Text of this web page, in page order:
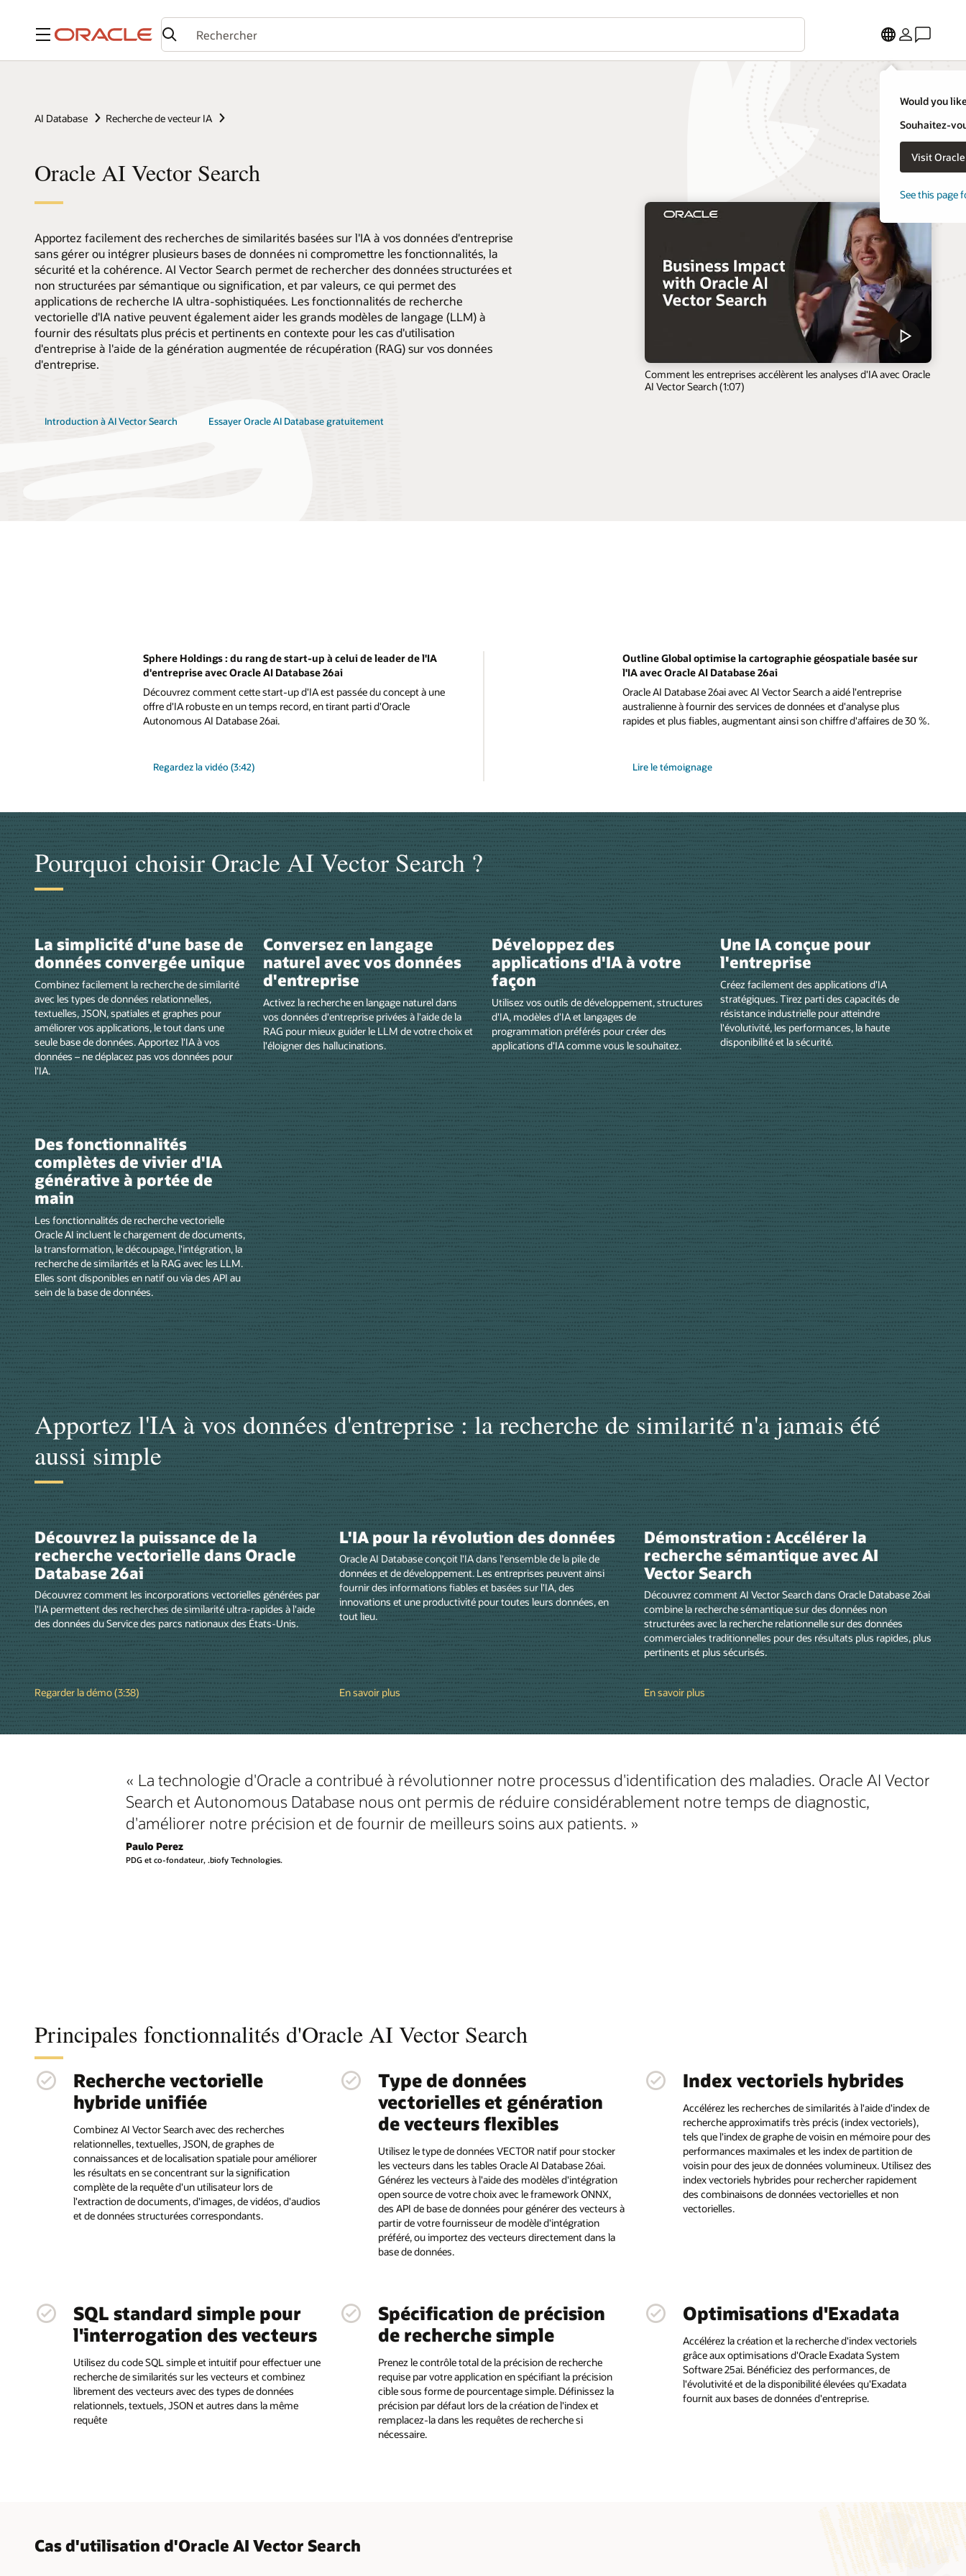
Menu
Would you
Souhaitez-
Visit
See this page
AI Database Recherche de vecteur IA
Oracle AI Vector Search
Apportez facilement des recherches de similarités basées sur l'IA à vos données d'entreprise
sans gérer ou intégrer plusieurs bases de données ni compromettre les fonctionnalités, la
sécurité et la cohérence. AI Vector Search permet de rechercher des données structurées et
non structurées par sémantique ou signification, et par valeurs, ce qui permet des
applications de recherche IA ultra-sophistiquées. Les fonctionnalités de recherche
vectorielle d'IA native peuvent également aider les grands modèles de langage (LLM) à
fournir des résultats plus précis et pertinents en contexte pour les cas d'utilisation
d'entreprise à l'aide de la génération augmentée de récupération (RAG) sur vos données
d'entreprise.
Introduction à AI Vector Search Essayer Oracle AI Database gratuitement
Comment les entreprises accélèrent les analyses d'IA avec Oracle
AI Vector Search (1:07)
Sphere Holdings : du rang de start-up à celui de leader de l'IA
d'entreprise avec Oracle AI Database 26ai
Découvrez comment cette start-up d'IA est passée du concept à une
offre d'IA robuste en un temps record, en tirant parti d'Oracle
Autonomous AI Database 26ai.
Regardez la vidéo (3:42)
Outline Global optimise la cartographie géospatiale basée sur
l'IA avec Oracle AI Database 26ai
Oracle AI Database 26ai avec AI Vector Search a aidé l'entreprise
australienne à fournir des services de données et d'analyse plus
rapides et plus fiables, augmentant ainsi son chiffre d'affaires de 30 %.
Lire le témoignage
Pourquoi choisir Oracle AI Vector Search ?
La simplicité d'une base de
données convergée unique
Combinez facilement la recherche de similarité
avec les types de données relationnelles,
textuelles, JSON, spatiales et graphes pour
améliorer vos applications, le tout dans une
seule base de données. Apportez l'IA à vos
données – ne déplacez pas vos données pour
l'IA.
Conversez en langage
naturel avec vos données
d'entreprise
Activez la recherche en langage naturel dans
vos données d'entreprise privées à l'aide de la
RAG pour mieux guider le LLM de votre choix et
l'éloigner des hallucinations.
Développez des
applications d'IA à votre
façon
Utilisez vos outils de développement, structures
d'IA, modèles d'IA et langages de
programmation préférés pour créer des
applications d'IA comme vous le souhaitez.
Une IA conçue pour
l'entreprise
Créez facilement des applications d'IA
stratégiques. Tirez parti des capacités de
résistance industrielle pour atteindre
l'évolutivité, les performances, la haute
disponibilité et la sécurité.
Des fonctionnalités
complètes de vivier d'IA
générative à portée de
main
Les fonctionnalités de recherche vectorielle
Oracle AI incluent le chargement de documents,
la transformation, le découpage, l'intégration, la
recherche de similarités et la RAG avec les LLM.
Elles sont disponibles en natif ou via des API au
sein de la base de données.
Apportez l'IA à vos données d'entreprise : la recherche de similarité n'a jamais été
aussi simple
Découvrez la puissance de la
recherche vectorielle dans Oracle
Database 26ai
Découvrez comment les incorporations vectorielles générées par
l'IA permettent des recherches de similarité ultra-rapides à l'aide
des données du Service des parcs nationaux des États-Unis.
Regarder la démo (3:38)
L'IA pour la révolution des données
Oracle AI Database conçoit l'IA dans l'ensemble de la pile de
données et de développement. Les entreprises peuvent ainsi
fournir des informations fiables et basées sur l'IA, des
innovations et une productivité pour toutes leurs données, en
tout lieu.
En savoir plus
Démonstration : Accélérer la
recherche sémantique avec AI
Vector Search
Découvrez comment AI Vector Search dans Oracle Database 26ai
combine la recherche sémantique sur des données non
structurées avec la recherche relationnelle sur des données
commerciales traditionnelles pour des résultats plus rapides, plus
pertinents et plus sécurisés.
En savoir plus
« La technologie d'Oracle a contribué à révolutionner notre processus d'identification des maladies. Oracle AI Vector
Search et Autonomous Database nous ont permis de réduire considérablement notre temps de diagnostic,
d'améliorer notre précision et de fournir de meilleurs soins aux patients. »
Paulo Perez
PDG et co-fondateur, .biofy Technologies.
Principales fonctionnalités d'Oracle AI Vector Search
Recherche vectorielle
hybride unifiée
Combinez AI Vector Search avec des recherches
relationnelles, textuelles, JSON, de graphes de
connaissances et de localisation spatiale pour améliorer
les résultats en se concentrant sur la signification
complète de la requête d'un utilisateur lors de
l'extraction de documents, d'images, de vidéos, d'audios
et de données structurées correspondants.
Type de données
vectorielles et génération
de vecteurs flexibles
Utilisez le type de données VECTOR natif pour stocker
les vecteurs dans les tables Oracle AI Database 26ai.
Générez les vecteurs à l'aide des modèles d'intégration
open source de votre choix avec le framework ONNX,
des API de base de données pour générer des vecteurs à
partir de votre fournisseur de modèle d'intégration
préféré, ou importez des vecteurs directement dans la
base de données.
Index vectoriels hybrides
Accélérez les recherches de similarités à l'aide d'index de
recherche approximatifs très précis (index vectoriels),
tels que l'index de graphe de voisin en mémoire pour des
performances maximales et les index de partition de
voisin pour des jeux de données volumineux. Utilisez des
index vectoriels hybrides pour rechercher rapidement
des combinaisons de données vectorielles et non
vectorielles.
SQL standard simple pour
l'interrogation des vecteurs
Utilisez du code SQL simple et intuitif pour effectuer une
recherche de similarités sur les vecteurs et combinez
librement des vecteurs avec des types de données
relationnels, textuels, JSON et autres dans la même
requête
Spécification de précision
de recherche simple
Prenez le contrôle total de la précision de recherche
requise par votre application en spécifiant la précision
cible sous forme de pourcentage simple. Définissez la
précision par défaut lors de la création de l'index et
remplacez-la dans les requêtes de recherche si
nécessaire.
Optimisations d'Exadata
Accélérez la création et la recherche d'index vectoriels
grâce aux optimisations d'Oracle Exadata System
Software 25ai. Bénéficiez des performances, de
l'évolutivité et de la disponibilité élevées qu'Exadata
fournit aux bases de données d'entreprise.
Cas d'utilisation d'Oracle AI Vector Search